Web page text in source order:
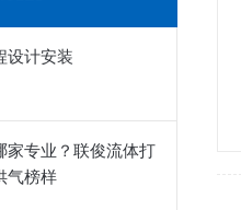
设计安装
家专业？联俊流体打
气榜样